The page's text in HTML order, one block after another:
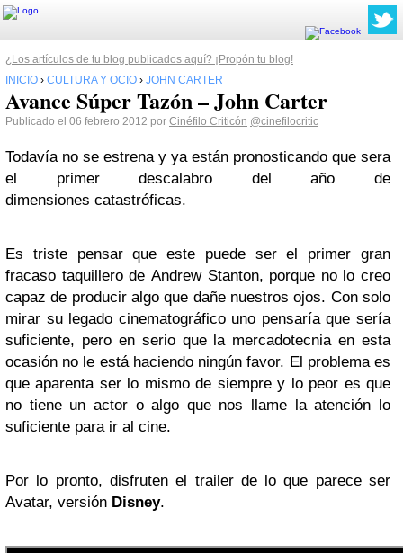
¿Los artículos de tu blog publicados aquí? ¡Propón tu blog!
INICIO › CULTURA Y OCIO › JOHN CARTER
Avance Súper Tazón – John Carter
Publicado el 06 febrero 2012 por Cinéfilo Criticón @cinefilocritic
Todavía no se estrena y ya están pronosticando que sera
el primer descalabro del año de
dimensiones catastróficas.
Es triste pensar que este puede ser el primer gran
fracaso taquillero de Andrew Stanton, porque no lo creo
capaz de producir algo que dañe nuestros ojos. Con solo
mirar su legado cinematográfico uno pensaría que sería
suficiente, pero en serio que la mercadotecnia en esta
ocasión no le está haciendo ningún favor. El problema es
que aparenta ser lo mismo de siempre y lo peor es que
no tiene un actor o algo que nos llame la atención lo
suficiente para ir al cine.
Por lo pronto, disfruten el trailer de lo que parece ser
Avatar, versión Disney.